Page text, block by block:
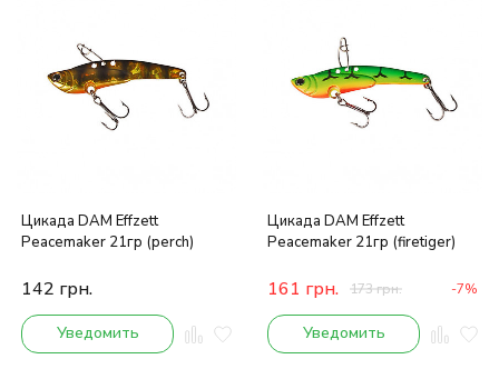
покупателей
Цикада DAM Effzett
Peacemaker 21гр (perch)
142 грн.
Уведомить
Цикада DAM Effzett
Peacemaker 21гр (firetiger)
161 грн. 173грн. -7%
Уведомить